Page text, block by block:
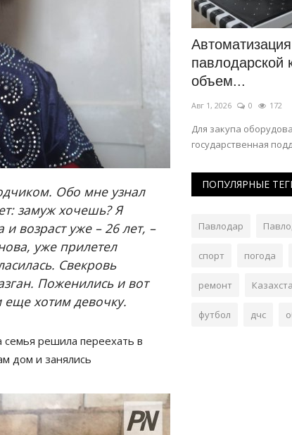
Обо мне узнал
замуж хочешь? Я
возраст уже – 26 лет, –
уже прилетел
Свекровь
Поженились и вот
еще хотим девочку.
семья решила переехать в
дом и занялись
отправлены
Автоматизация помогла
павлодарской компании
Для закупа оборудования потребовалась
государственная поддержка.
ПОПУЛЯРНЫЕ
Павлодар
спорт погода
ремонт
футбол дчс